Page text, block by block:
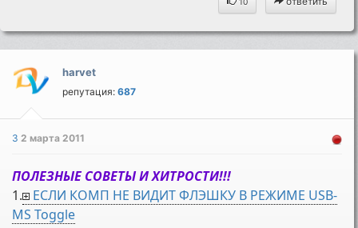
harvet
репутация:687
32 марта 2011
ПОЛЕЗНЫЕ СОВЕТЫ И ХИТРОСТИ!!!
1.
ЕСЛИ КОМП НЕ ВИДИТ ФЛЭШКУ В РЕЖИМЕ USB-
MS Toggle